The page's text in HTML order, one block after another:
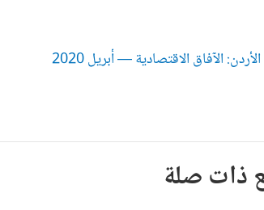
الآفاق الاقتصادية — أبريل 2020
ذات صلة